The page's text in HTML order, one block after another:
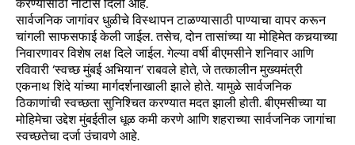
करण्यासाठी नोटीस दिली आहे.
सार्वजनिक जागांवर धुळीचे विस्थापन टाळण्यासाठी पाण्याचा वापर करून
चांगली साफसफाई केली जाईल. तसेच, दोन तासांच्या या मोहिमेत कचर्‍याच्या
निवारणावर विशेष लक्ष दिले जाईल. गेल्या वर्षी बीएमसीने शनिवार आणि
रविवारी ‘स्वच्छ मुंबई अभियान’ राबवले होते, जे तत्कालीन मुख्यमंत्री
एकनाथ शिंदे यांच्या मार्गदर्शनाखाली झाले होते. यामुळे सार्वजनिक
ठिकाणांची स्वच्छता सुनिश्चित करण्यात मदत झाली होती. बीएमसीच्या या
मोहिमेचा उद्देश मुंबईतील धूळ कमी करणे आणि शहराच्या सार्वजनिक जागांचा
स्वच्छतेचा दर्जा उंचावणे आहे.